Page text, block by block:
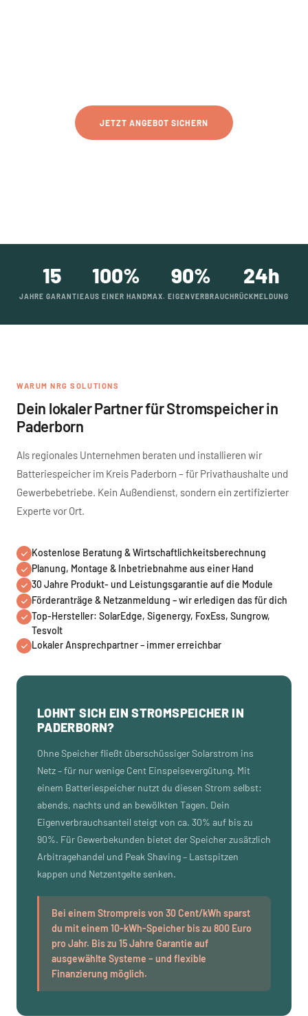
JETZT ANGEBOT SICHERN
15
JAHRE GARANTIE
100%
AUS EINER HAND
90%
MAX. EIGENVERBRAUCH
24h
RÜCKMELDUNG
WARUM NRG SOLUTIONS
Dein lokaler Partner für Stromspeicher in
Paderborn
Als regionales Unternehmen beraten und installieren wir
Batteriespeicher im Kreis Paderborn – für Privathaushalte und
Gewerbebetriebe. Kein Außendienst, sondern ein zertifizierter
Experte vor Ort.
Kostenlose Beratung & Wirtschaftlichkeitsberechnung
Planung, Montage & Inbetriebnahme aus einer Hand
30 Jahre Produkt- und Leistungsgarantie auf die Module
Förderanträge & Netzanmeldung – wir erledigen das für dich
Top-Hersteller: SolarEdge, Sigenergy, FoxEss, Sungrow,
Tesvolt
Lokaler Ansprechpartner – immer erreichbar
LOHNT SICH EIN STROMSPEICHER IN
PADERBORN?
Ohne Speicher fließt überschüssiger Solarstrom ins
Netz – für nur wenige Cent Einspeisevergütung. Mit
einem Batteriespeicher nutzt du diesen Strom selbst:
abends, nachts und an bewölkten Tagen. Dein
Eigenverbrauchsanteil steigt von ca. 30% auf bis zu
90%. Für Gewerbekunden bietet der Speicher zusätzlich
Arbitragehandel und Peak Shaving – Lastspitzen
kappen und Netzentgelte senken.
Bei einem Strompreis von 30 Cent/kWh sparst
du mit einem 10-kWh-Speicher bis zu 800 Euro
pro Jahr. Bis zu 15 Jahre Garantie auf
ausgewählte Systeme – und flexible
Finanzierung möglich.